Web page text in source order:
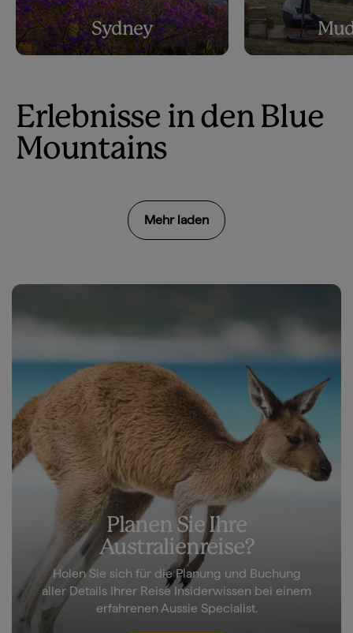
Sydney
Erlebnisse in den Blue
Mountains
Mehr laden
Planen Sie Ihre
Australienreise?
Holen Sie sich für die Planung und Buchung
aller Details Ihrer Reise Insiderwissen bei einem
erfahrenen Aussie Specialist.